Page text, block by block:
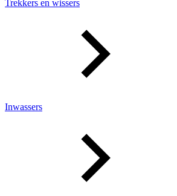
Trekkers en wissers
Inwassers